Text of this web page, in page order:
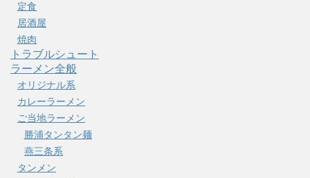
定食
居酒屋
焼肉
トラブルシュート
ラーメン全般
オリジナル系
カレーラーメン
ご当地ラーメン
勝浦タンタン麺
燕三条系
タンメン